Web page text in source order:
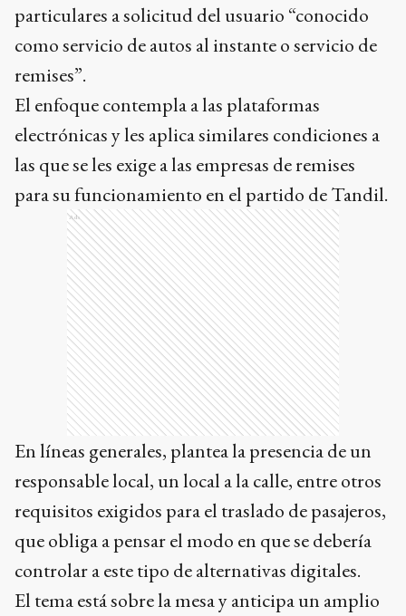
particulares a solicitud del usuario “conocido
como servicio de autos al instante o servicio de
remises”.
El enfoque contempla a las plataformas
electrónicas y les aplica similares condiciones a
las que se les exige a las empresas de remises
para su funcionamiento en el partido de Tandil.
Ads
En líneas generales, plantea la presencia de un
responsable local, un local a la calle, entre otros
requisitos exigidos para el traslado de pasajeros,
que obliga a pensar el modo en que se debería
controlar a este tipo de alternativas digitales.
El tema está sobre la mesa y anticipa un amplio